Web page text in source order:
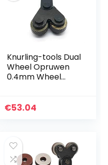
Knurling-tools Dual
Wheel Opruwen
0.4mm Wheel
draaibank
€53.04